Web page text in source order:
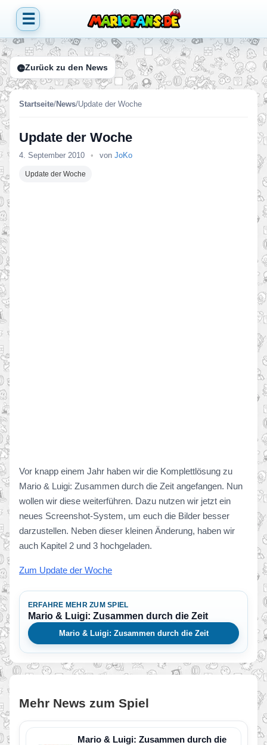
☰
Zurück zu den News
Startseite/News/Update der Woche
Update der Woche
4. September 2010 • von JoKo
Update der Woche
Vor knapp einem Jahr haben wir die Komplettlösung zu
Mario & Luigi: Zusammen durch die Zeit angefangen. Nun
wollen wir diese weiterführen. Dazu nutzen wir jetzt ein
neues Screenshot-System, um euch die Bilder besser
darzustellen. Neben dieser kleinen Änderung, haben wir
auch Kapitel 2 und 3 hochgeladen.
Zum Update der Woche
ERFAHRE MEHR ZUM SPIEL
Mario & Luigi: Zusammen durch die Zeit
Mario & Luigi: Zusammen durch die Zeit
Mehr News zum Spiel
Mario & Luigi: Zusammen durch die